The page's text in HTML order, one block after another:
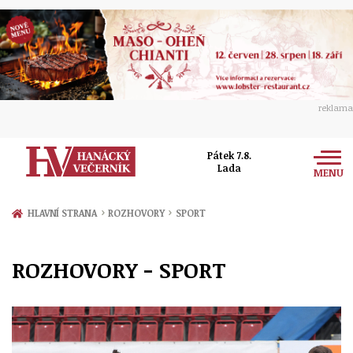
reklama
Pátek 7.8.
Lada
MENU
Zprávy
Přerov
Politika
Ekonomika
Kultura
Hudba
Společnost
Ženy
Sport
HLAVNÍ STRANA › ROZHOVORY › SPORT
ROZHOVORY - SPORT